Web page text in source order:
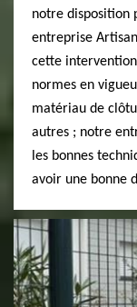
notre disposition
entreprise
cette
normes en
matériau de
autres ; notre
les bonnes
avoir une bonne